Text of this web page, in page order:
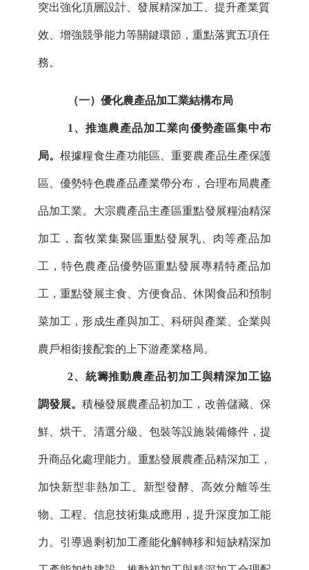
突出強化頂層設計、發展精深加工、提升產業質
效、增強競爭能力等關鍵環節，重點落實五項任
務。
（一）優化農產品加工業結構布局
1、推進農產品加工業向優勢產區集中布
局。根據糧食生產功能區、重要農產品生產保護
區、優勢特色農產品產業帶分布，合理布局農產
品加工業。大宗農產品主產區重點發展糧油精深
加工，畜牧業集聚區重點發展乳、肉等產品加
工，特色農產品優勢區重點發展專精特產品加
工，重點發展主食、方便食品、休閑食品和預制
菜加工，形成生產與加工、科研與產業、企業與
農戶相銜接配套的上下游產業格局。
2、統籌推動農產品初加工與精深加工協
調發展。積極發展農產品初加工，改善儲藏、保
鮮、烘干、清選分級、包裝等設施裝備條件，提
升商品化處理能力。重點發展農產品精深加工，
加快新型非熱加工、新型發酵、高效分離等生
物、工程、信息技術集成應用，提升深度加工能
力。引導過剩初加工產能化解轉移和短缺精深加